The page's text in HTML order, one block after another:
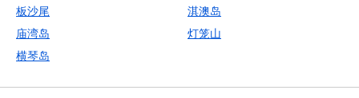
板沙尾
淇澳岛
庙湾岛
灯笼山
横琴岛